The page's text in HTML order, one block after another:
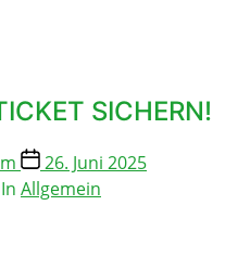
SICHERN!
26. Juni 2025
In Allgemein